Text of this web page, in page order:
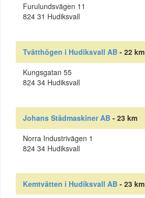
Furulundsvägen 11
824 31 Hudiksvall
Tvätthögen i Hudiksvall AB - 22 km
Kungsgatan 55
824 34 Hudiksvall
Johans Städmaskiner AB - 23 km
Norra Industrivägen 1
824 34 Hudiksvall
Kemtvätten i Hudiksvall AB - 23 km